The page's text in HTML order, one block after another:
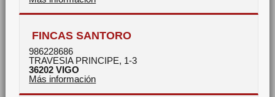
FINCAS SANTORO
986228686
TRAVESIA PRINCIPE, 1-3
36202 VIGO
Más información